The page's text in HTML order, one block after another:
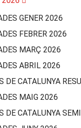
GENER 2026
FEBRER 2026
MARÇ 2026
ABRIL 2026
DE CATALUNYA
MAIG 2026
DE CATALUNYA